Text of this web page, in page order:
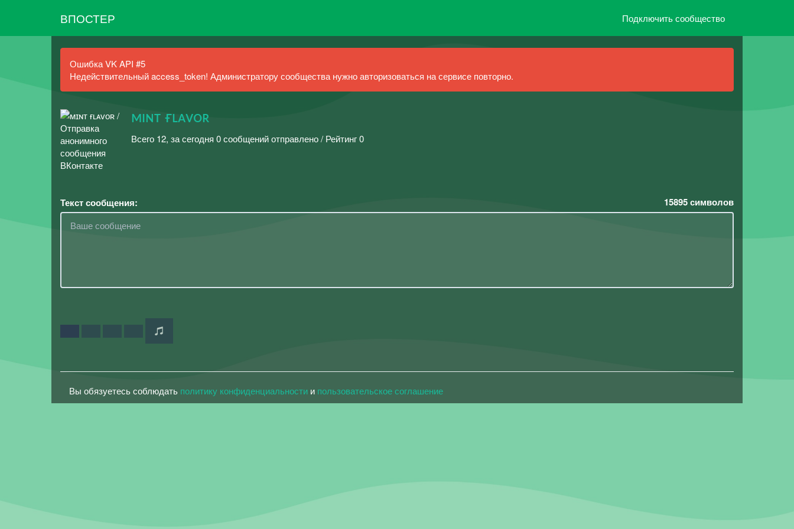
ВПОСТЕР Подключить сообщество
Ошибка VK API #5
Недействительный access_token! Администратору сообщества нужно авторизоваться на сервисе повторно.
ᴍɪɴᴛ ғʟᴀᴠᴏʀ
Всего 12, за сегодня 0 сообщений отправлено / Рейтинг 0
Текст сообщения: 15895символов
Вы обязуетесь соблюдать политику конфиденциальности и пользовательское соглашение